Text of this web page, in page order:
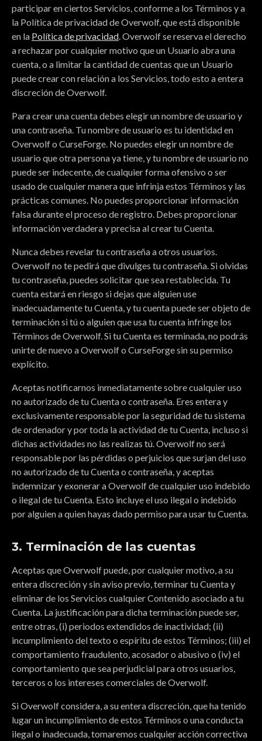
participar en ciertos Servicios, conforme a los Términos y a
la Política de privacidad de Overwolf, que está disponible
en la Política de privacidad. Overwolf se reserva el derecho
a rechazar por cualquier motivo que un Usuario abra una
cuenta, o a limitar la cantidad de cuentas que un Usuario
puede crear con relación a los Servicios, todo esto a entera
discreción de Overwolf.
Para crear una cuenta debes elegir un nombre de usuario y
una contraseña. Tu nombre de usuario es tu identidad en
Overwolf o CurseForge. No puedes elegir un nombre de
usuario que otra persona ya tiene, y tu nombre de usuario no
puede ser indecente, de cualquier forma ofensivo o ser
usado de cualquier manera que infrinja estos Términos y las
prácticas comunes. No puedes proporcionar información
falsa durante el proceso de registro. Debes proporcionar
información verdadera y precisa al crear tu Cuenta.
Nunca debes revelar tu contraseña a otros usuarios.
Overwolf no te pedirá que divulges tu contraseña. Si olvidas
tu contraseña, puedes solicitar que sea restablecida. Tu
cuenta estará en riesgo si dejas que alguien use
inadecuadamente tu Cuenta, y tu cuenta puede ser objeto de
terminación si tú o alguien que usa tu cuenta infringe los
Términos de Overwolf. Si tu Cuenta es terminada, no podrás
unirte de nuevo a Overwolf o CurseForge sin su permiso
explícito.
Aceptas notificarnos inmediatamente sobre cualquier uso
no autorizado de tu Cuenta o contraseña. Eres entera y
exclusivamente responsable por la seguridad de tu sistema
de ordenador y por toda la actividad de tu Cuenta, incluso si
dichas actividades no las realizas tú. Overwolf no será
responsable por las pérdidas o perjuicios que surjan del uso
no autorizado de tu Cuenta o contraseña, y aceptas
indemnizar y exonerar a Overwolf de cualquier uso indebido
o ilegal de tu Cuenta. Esto incluye el uso ilegal o indebido
por alguien a quien hayas dado permiso para usar tu Cuenta.
3. Terminación de las cuentas
Aceptas que Overwolf puede, por cualquier motivo, a su
entera discreción y sin aviso previo, terminar tu Cuenta y
eliminar de los Servicios cualquier Contenido asociado a tu
Cuenta. La justificación para dicha terminación puede ser,
entre otras, (i) periodos extendidos de inactividad; (ii)
incumplimiento del texto o espíritu de estos Términos; (iii) el
comportamiento fraudulento, acosador o abusivo o (iv) el
comportamiento que sea perjudicial para otros usuarios,
terceros o los intereses comerciales de Overwolf.
Si Overwolf considera, a su entera discreción, que ha tenido
lugar un incumplimiento de estos Términos o una conducta
ilegal o inadecuada, tomaremos cualquier acción correctiva